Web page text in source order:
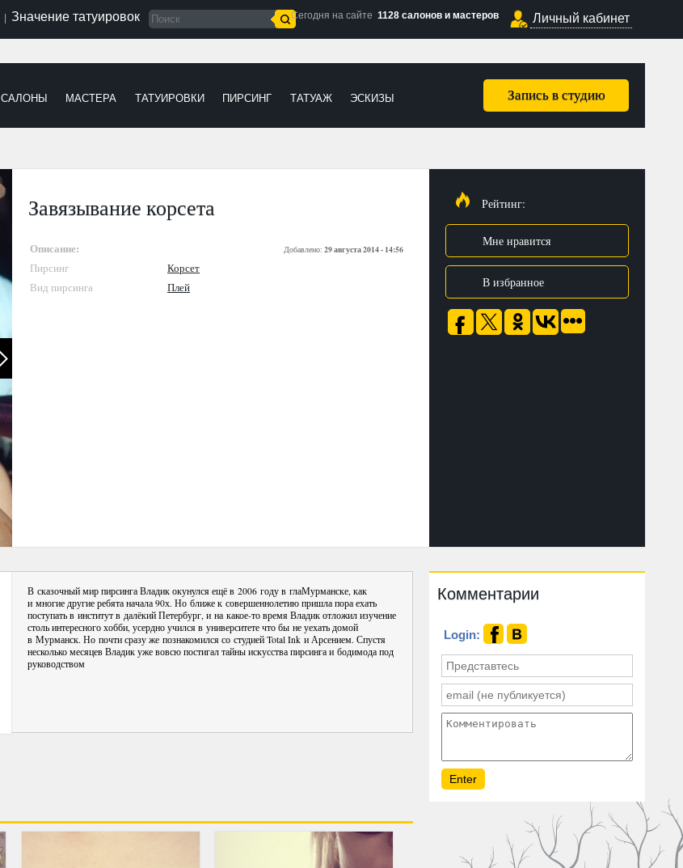
Значение татуировок Сегодня на сайте 1128 салонов и мастеров Личный кабинет
Запись в студию
САЛОНЫ МАСТЕРА ТАТУИРОВКИ ПИРСИНГ ТАТУАЖ ЭСКИЗЫ
Завязывание корсета
Описание: Добавлено: 29 августа 2014 - 14:56
Пирсинг
Корсет
Вид пирсинга
Плей
Рейтинг:
Мне нравится
В избранное
В сказочный мир пирсинга Владик окунулся ещё в 2006 году в глаМурманске, как
и многие другие ребята начала 90х. Но ближе к совершеннолетию пришла пора ехать
поступать в институт в далёкий Петербург, и на какое-то время Владик отложил изучение
столь интересного хобби, усердно учился в университете что бы не уехать домой
в Мурманск. Но почти сразу же познакомился со студией Total Ink и Арсением. Спустя
несколько месяцев Владик уже вовсю постигал тайны искусства пирсинга и бодимода под
руководством
Комментарии
Login: